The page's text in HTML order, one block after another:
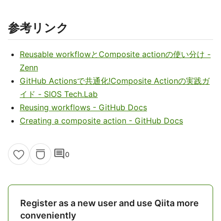
参考リンク
Reusable workflowとComposite actionの使い分け -
Zenn
GitHub Actionsで共通化!Composite Actionの実践ガ
イド - SIOS Tech.Lab
Reusing workflows - GitHub Docs
Creating a composite action - GitHub Docs
comment0
Register as a new user and use Qiita more
conveniently